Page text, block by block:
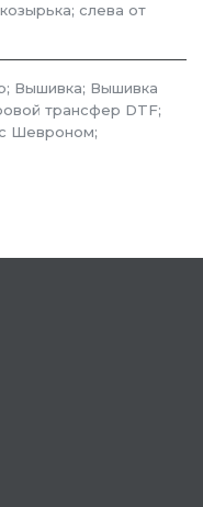
слева от
Вышивка; Вышивка
трансфер DTF;
Шевроном;